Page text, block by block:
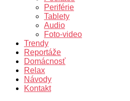
Periférie
Tablety
Audio
Foto-video
Trendy
Reportáže
Domácnosť
Relax
Návody
Kontakt